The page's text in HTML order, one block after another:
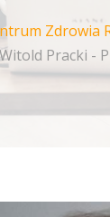
Zdrowia
Pracki -